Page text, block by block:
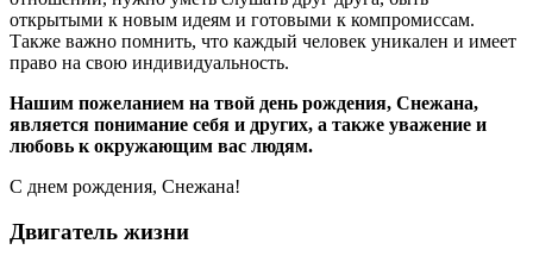
открытыми к новым идеям и готовыми к компромиссам.
Также важно помнить, что каждый человек уникален и имеет
право на свою индивидуальность.
Нашим пожеланием на твой день рождения, Снежана,
является понимание себя и других, а также уважение и
любовь к окружающим вас людям.
С днем рождения, Снежана!
Двигатель жизни